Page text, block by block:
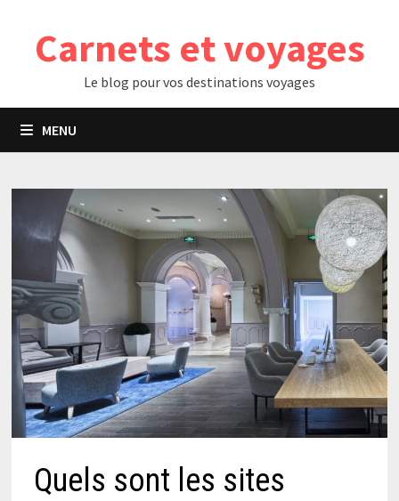
contenuCarnets et voyages
Le blog pour vos destinations voyages
MENU
Quels sont les sites